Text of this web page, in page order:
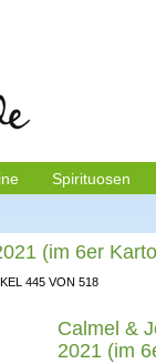
Spirituosen
(im 6er
445 VON 518
Calmel &
2021 (im